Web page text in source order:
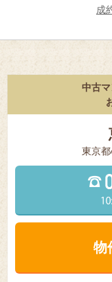
成
中古
東京
物